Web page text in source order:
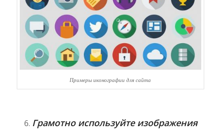
Примеры иконографии для сайта
Грамотно используйте изображения